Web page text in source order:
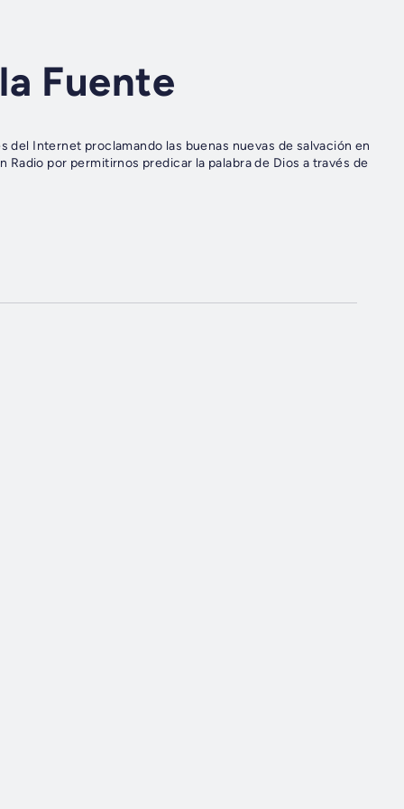
Fuente
del Internet proclamando las buenas nuevas de salvación en
por permitirnos predicar la palabra de Dios a través de